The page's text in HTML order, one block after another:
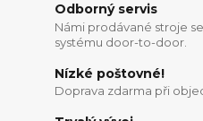
Odborný servis
Námi prodávané stroje
systému door-to-door.
Nízké poštovné!
Doprava zdarma při